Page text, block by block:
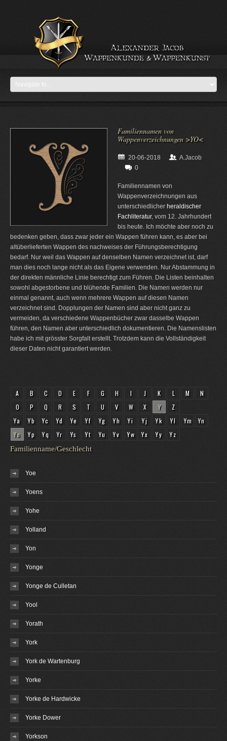
Familiennamen von
Wappenverzeichnungen >YO<
20-06-2018
A.Jacob
0
Familiennamen von
Wappenverzeichnungen aus
unterschiedlicher heraldischer
Fachliteratur, vom 12. Jahrhundert
bis heute. Ich möchte aber noch zu
bedenken geben, dass zwar jeder ein Wappen führen kann, es aber bei
altüberlieferten Wappen des nachweises der Führungsberechtigung
bedarf. Nur weil das Wappen auf denselben Namen verzeichnet ist, darf
man dies noch lange nicht als das Eigene verwenden. Nur Abstammung in
der direkten männliche Linie berechtigt zum Führen. Die Listen beinhalten
sowohl abgestorbene und blühende Familien. Die Namen werden nur
einmal genannt, auch wenn mehrere Wappen auf diesen Namen
verzeichnet sind. Dopplungen der Namen sind aber nicht ganz zu
vermeiden, da verschiedene Wappenbücher zwar dasselbe Wappen
führen, den Namen aber unterschiedlich dokumentieren. Die Namenslisten
habe ich mit grösster Sorgfalt erstellt. Trotzdem kann die Vollständigkeit
dieser Daten nicht garantiert werden.
A B C D E F G H I J K L M
N
O
P Q R S T U V W X Y
Z
Ya
Yb Yc Yd Ye Yf Yg Yh Yi Yj Yk Yl Ym
Yn
Yo
Yp Yq Yr Ys Yt Yu Yv Yw Yx Yy Yz
Familienname/Geschlecht
Yoe
Yoens
Yohe
Yolland
Yon
Yonge
Yonge de Culletan
Yool
Yorath
York
York de Wartenburg
Yorke
Yorke de Hardwicke
Yorke Dower
Yorkson